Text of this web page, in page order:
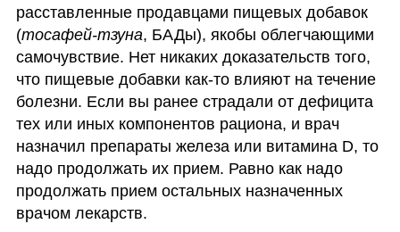
расставленные продавцами пищевых добавок
(тосафей-тзуна, БАДы), якобы облегчающими
самочувствие. Нет никаких доказательств того,
что пищевые добавки как-то влияют на течение
болезни. Если вы ранее страдали от дефицита
тех или иных компонентов рациона, и врач
назначил препараты железа или витамина D, то
надо продолжать их прием. Равно как надо
продолжать прием остальных назначенных
врачом лекарств.